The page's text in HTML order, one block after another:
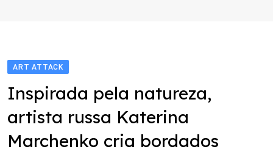
ART ATTACK
Inspirada pela natureza,
artista russa Katerina
Marchenko cria bordados